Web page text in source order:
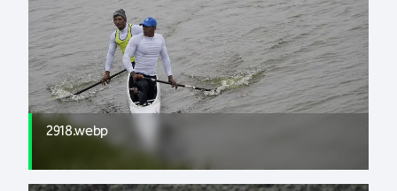
2918.webp